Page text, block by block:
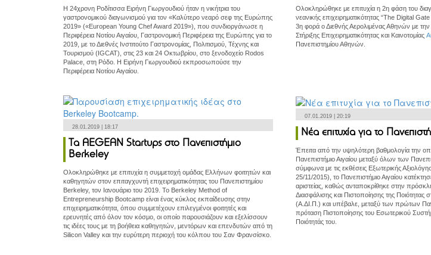
Η 24χρονη Ροδίτισσα Ειρήνη Γιωργουδιού ήταν η νικήτρια του
γαστρονομικού διαγωνισμού για τον «Καλύτερο νεαρό σεφ της Ευρώπης
2019» («European Young Chef Award 2019»), που συνδιοργάνωσε η
Περιφέρεια Νοτίου Αιγαίου, Γαστρονομική Περιφέρεια της Ευρώπης για το
2019, με το Διεθνές Ινστιτούτο Γαστρονομίας, Πολιτισμού, Τέχνης και
Τουρισμού (IGCAT), στις 23 και 24 Οκτωβρίου, στο ξενοδοχείο Rodos
Palace, στη Ρόδο. Η Ειρήνη Γιωργουδιού εκπροσωπούσε την
Περιφέρεια Νοτίου Αιγαίου.
Ολοκληρώθηκε με επιτυχία η 2η φάση του
νεανικής επιχειρηματικότητας “The Digital Gate
3η φορά ο Διεθνής Αερολιμένας Αθηνών με
Στήριξης Επιχειρηματικότητας και Καινοτομίας
Πανεπιστημίου Αθηνών.
28.01.2019 | 18:17
Τα AEGEAN Startups στο Πανεπιστήμιο
Berkeley
Ολοκληρώθηκε με επιτυχία η συμμετοχή ομάδας Ελλήνων φοιτητών και
καθηγητών στον επιταγχυντή επιχειρηματικότητας του Πανεπιστημίου
Berkeley, τον Ιανουάριο του 2019. Το Berkeley Method of
Entrepreneurship Bootcamp είναι ένας κύκλος εκπαίδευσης στην
επιχειρηματικότητα, όπου συμμετέχουν επιλεγμένοι φοιτητές και
ερευνητές από όλον τον κόσμο, οι οποίο παρουσιάζουν και εξελίσσουν
τις ιδέες τους με τη βοήθεια καθηγητών, μεντόρων και επενδυτών από τη
Silicon Valley και την ευρύτερη περιοχή του κόλπου του Σαν Φρανσίσκο.
07.01.2019 | 20:19
Νέα επιτυχία για το
Έπειτα από την υψηλότερη βαθμολογία την
Πανεπιστήμιο Αιγαίου μεταξύ όλων των
σύμφωνα με τις εκθέσεις Εξωτερικής
25/11/2015), το Πανεπιστήμιο Αιγαίου
αριστείας, καθώς ανταποκρίθηκε στην
Διασφάλισης και Πιστοποίησης της Ποιότητας
(Α.ΔΙ.Π.) και υπέβαλε, μεταξύ των πρώτων
πρόταση Πιστοποίησης του Εσωτερικού
Ποιότητάς του.